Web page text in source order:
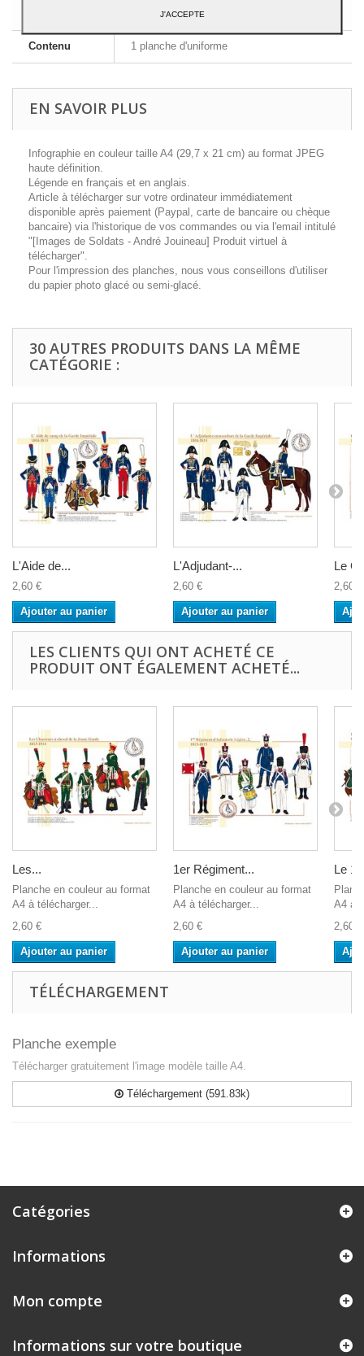
Français et Anglais
Contenu 1 planche d'uniforme
EN SAVOIR PLUS
Infographie en couleur taille A4 (29,7 x 21 cm) au format JPEG
haute définition.
Légende en français et en anglais.
Article à télécharger sur votre ordinateur immédiatement
disponible après paiement (Paypal, carte de bancaire ou chèque
bancaire) via l'historique de vos commandes ou via l'email intitulé
"[Images de Soldats - André Jouineau] Produit virtuel à
télécharger".
Pour l'impression des planches, nous vous conseillons d'utiliser
du papier photo glacé ou semi-glacé.
30 AUTRES PRODUITS DANS LA MÊME
CATÉGORIE :
L'Aide de...
2,60 €
Ajouter au panier
L'Adjudant-...
2,60 €
Ajouter au panier
Le
2,60 €
LES CLIENTS QUI ONT ACHETÉ CE
PRODUIT ONT ÉGALEMENT ACHETÉ...
Les...
Planche en couleur au format
A4 à télécharger...
2,60 €
Ajouter au panier
1er Régiment...
Planche en couleur au format
A4 à télécharger...
2,60 €
Ajouter au panier
Le
A4 à
2,60 €
TÉLÉCHARGEMENT
Planche exemple
Télécharger gratuitement l'image modèle taille A4.
Téléchargement (591.83k)
Catégories
Informations
Mon compte
Informations sur votre boutique
J'ACCEPTE